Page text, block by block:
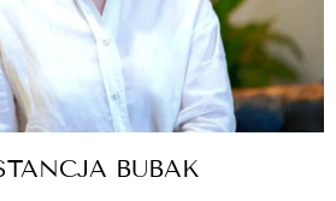
BUBAK